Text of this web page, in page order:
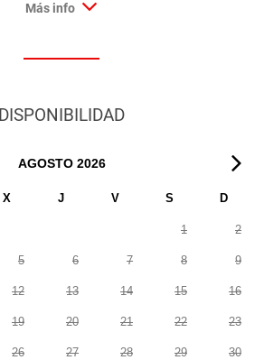
Más info
DISPONIBILIDAD
AGOSTO 2026
X J V S D
1 2
5 6 7 8 9
12 13 14 15 16
19 20 21 22 23
26 27 28 29 30